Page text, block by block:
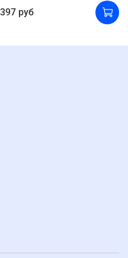
397 руб